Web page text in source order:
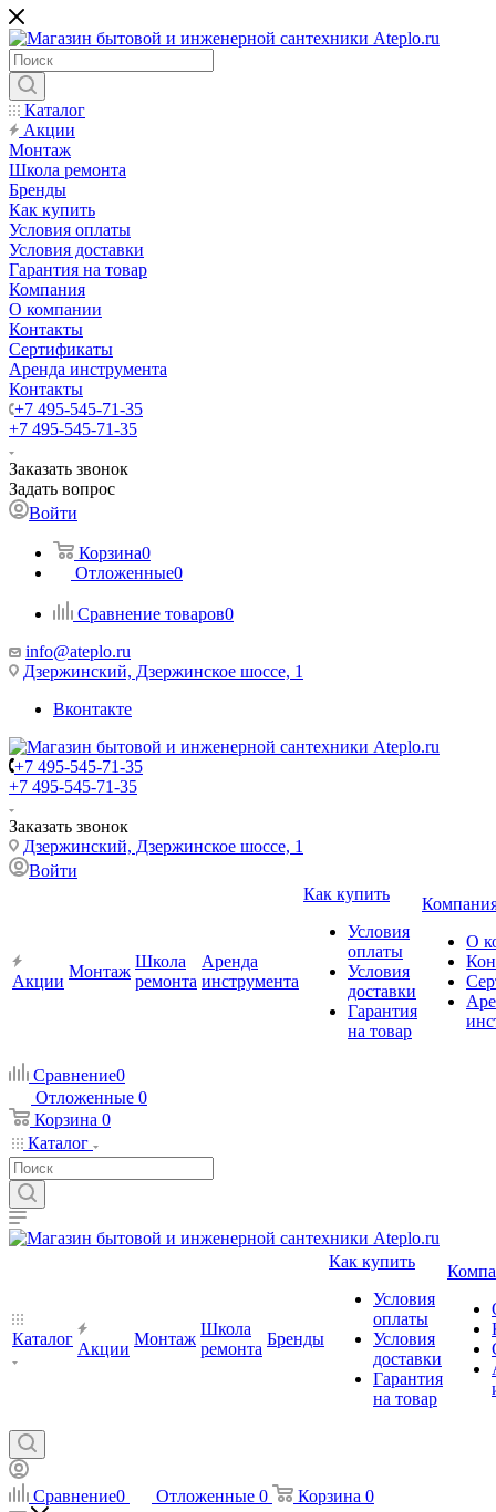
Каталог
Акции
Монтаж
Школа ремонта
Бренды
Как купить
Условия оплаты
Условия доставки
Гарантия на товар
Компания
О компании
Контакты
Сертификаты
Аренда инструмента
Контакты
+7 495-545-71-35
+7 495-545-71-35
Заказать звонок
Задать вопрос
Войти
Корзина0
Отложенные0
Сравнение товаров0
info@ateplo.ru
Дзержинский, Дзержинское шоссе, 1
Вконтакте
+7 495-545-71-35
+7 495-545-71-35
Заказать звонок
Дзержинский, Дзержинское шоссе, 1
Войти
Акции
Монтаж
Школа
ремонта
Аренда
инструмента
Как купить
Условия
оплаты
Условия
доставки
Гарантия
на товар
О
Сравнение0
Отложенные 0
Корзина 0
Каталог
Каталог
Акции
Монтаж
Школа
ремонта
Бренды
Как купить
Условия
оплаты
Условия
доставки
Гарантия
на товар
Сравнение0 Отложенные 0 Корзина 0